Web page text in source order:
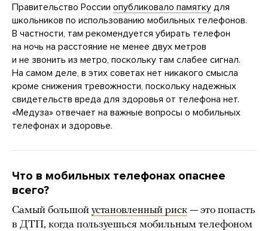
Правительство России опубликовало памятку для
школьников по использованию мобильных телефонов.
В частности, там рекомендуется убирать телефон
на ночь на расстояние не менее двух метров
и не звонить из метро, поскольку там слабее сигнал.
На самом деле, в этих советах нет никакого смысла
кроме снижения тревожности, поскольку надежных
свидетельств вреда для здоровья от телефона нет.
«Медуза» отвечает на важные вопросы о мобильных
телефонах и здоровье.
Что в мобильных телефонах опаснее
всего?
Самый большой установленный риск — это попасть
в ДТП, когда пользуешься мобильным телефоном